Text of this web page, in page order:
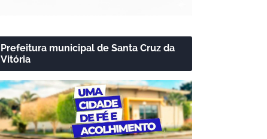
Prefeitura municipal de Santa Cruz da
Vitória